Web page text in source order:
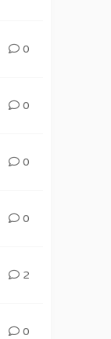
0
0
0
0
2
0